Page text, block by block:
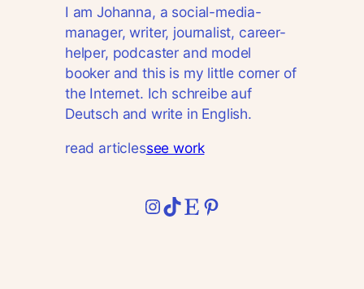
I am Johanna, a social-media-
manager, writer, journalist, career-
helper, podcaster and model
booker and this is my little corner of
the Internet. Ich schreibe auf
Deutsch and write in English.
read articlessee work
Instagram
TikTok
EtsyPinterest